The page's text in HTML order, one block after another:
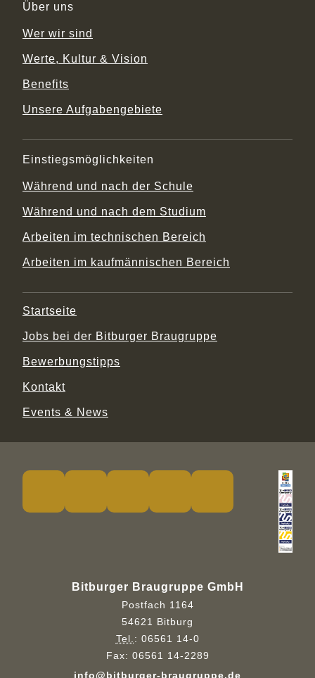
Über uns
Wer wir sind
Werte, Kultur & Vision
Benefits
Unsere Aufgabengebiete
Einstiegsmöglichkeiten
Während und nach der Schule
Während und nach dem Studium
Arbeiten im technischen Bereich
Arbeiten im kaufmännischen Bereich
Startseite
Jobs bei der Bitburger Braugruppe
Bewerbungstipps
Kontakt
Events & News
Bitburger Braugruppe GmbH
Postfach 1164
54621 Bitburg
Tel. : 06561 14-0
Fax: 06561 14-2289
info@bitburger-braugruppe.de